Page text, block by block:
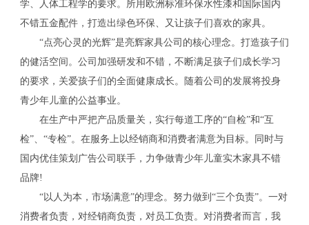
学、人体工程学的要求。所用欧洲标准环保水性漆和国际国内
不错五金配件，打造出绿色环保、又让孩子们喜欢的家具。
“点亮心灵的光辉”是亮辉家具公司的核心理念。打造孩子们
的健活空间。公司加强研发和不错，不断满足孩子们成长学习
的要求，关爱孩子们的全面健康成长。随着公司的发展将投身
青少年儿童的公益事业。
在生产中严把产品质量关，实行每道工序的“自检”和“互
检”、“专检”。在服务上以经销商和消费者满意为目标。同时与
国内优佳策划广告公司联手，力争做青少年儿童实木家具不错
品牌!
“以人为本，市场满意”的理念。努力做到“三个负责”。一对
消费者负责，对经销商负责，对员工负责。对消费者而言，我